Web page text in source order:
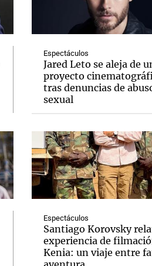
Espectáculos
Jared Leto se aleja de
proyecto
tras denuncias de
sexual
Espectáculos
Santiago Korovsky
experiencia de
Kenia: un viaje entre